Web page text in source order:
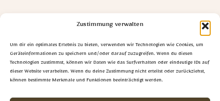
Zustimmung verwalten
Um dir ein optimales Erlebnis zu bieten, verwenden wir Technologien wie Cookies, um
Geräteinformationen zu speichern und/oder darauf zuzugreifen. Wenn du diesen
Technologien zustimmst, können wir Daten wie das Surfverhalten oder eindeutige IDs auf
dieser Website verarbeiten. Wenn du deine Zustimmung nicht erteilst oder zurückziehst,
können bestimmte Merkmale und Funktionen beeinträchtigt werden.
die Authentizität der